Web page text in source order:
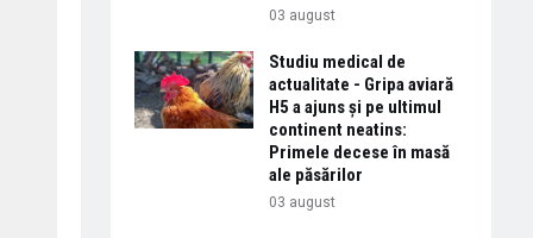
03 august
Studiu medical de
actualitate - Gripa aviară
H5 a ajuns și pe ultimul
continent neatins:
Primele decese în masă
ale păsărilor
03 august